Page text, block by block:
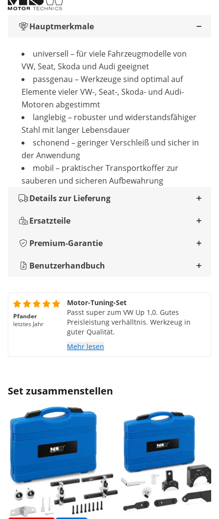
Hauptmerkmale
universell – für viele Fahrzeugmodelle von
VW, Seat, Skoda und Audi geeignet
passgenau – Werkzeuge sind optimal auf
Elemente vieler VW-, Seat-, Skoda- und Audi-
Motoren abgestimmt
langlebig – robuster und widerstandsfähiger
Stahl mit langer Lebensdauer
schonend – geringer Verschleiß und sicher in
der Anwendung
mobil – praktischer Transportkoffer zur
sauberen und sicheren Aufbewahrung
Details zur Lieferung
Ersatzteile
Premium-Garantie
Benutzerhandbuch
Pfander
letztes Jahr
Motor-Tuning-Set
Passt super zum VW Up 1,0. Gutes
Preisleistung verhälltnis. Werkzeug in
guter Qualität.
Mehr lesen
Set zusammenstellen